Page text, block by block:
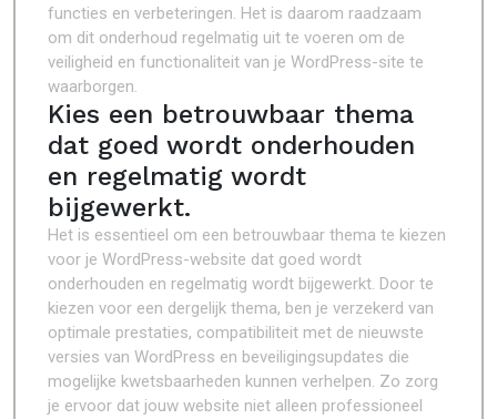
functies en verbeteringen. Het is daarom raadzaam
om dit onderhoud regelmatig uit te voeren om de
veiligheid en functionaliteit van je WordPress-site te
waarborgen.
Kies een betrouwbaar thema
dat goed wordt onderhouden
en regelmatig wordt
bijgewerkt.
Het is essentieel om een betrouwbaar thema te kiezen
voor je WordPress-website dat goed wordt
onderhouden en regelmatig wordt bijgewerkt. Door te
kiezen voor een dergelijk thema, ben je verzekerd van
optimale prestaties, compatibiliteit met de nieuwste
versies van WordPress en beveiligingsupdates die
mogelijke kwetsbaarheden kunnen verhelpen. Zo zorg
je ervoor dat jouw website niet alleen professioneel